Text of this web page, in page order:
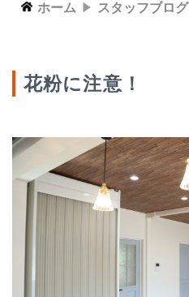
ホーム スタッフブログ
花粉に注意！